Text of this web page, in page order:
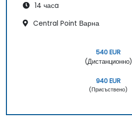
14 часa
Central Point Варна
540 EUR
(Дистанционно)
940 EUR
(Присъствено)